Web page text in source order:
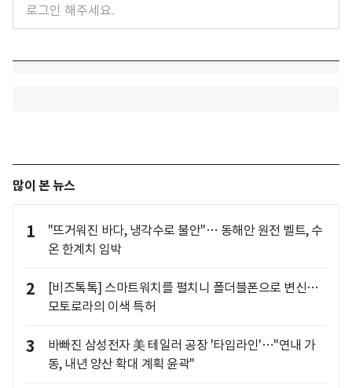
많이 본 뉴스
1
"뜨거워진 바다, 냉각수로 불안"… 동해안 원전 벨트, 수
온 한계치 임박
2
[비즈톡톡] 스마트워치를 펼치니 폴더블폰으로 변신…
모토로라의 이색 특허
3
바빠진 삼성전자 美 테일러 공장 '타임라인'…"연내 가
동, 내년 양산 확대 계획 윤곽"